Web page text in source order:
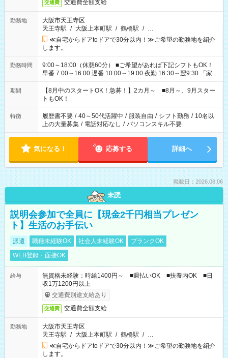
交通費 交通費全額支給
勤務地
大阪市天王寺区
天王寺駅 / 大阪上本町駅 / 鶴橋駅 / …
≪自宅からドアtoドアで30分以内！≫ご希望の勤務地を紹介
します。
勤務時間
9:00～18:00（休憩60分） ■ご希望があれば下記シフトもOK！
早番 7:00～16:00 遅番 10:00～19:00 夜勤 16:30～翌9:30 「家族
と休みを合わせたい」 「余裕を持って夕飯の準備がしたい」
「できれば残業はしたくない」 など、ご希望を教えてください
ね。 ※Wワーク希望の方へ 今ご覧のお仕事で希望する勤務時間
と、もう1つのお仕事の勤務時間。 合計で週40時間を超える場
合は応募できません。
期間
【8月中のスタートOK！急募！】2カ月～ ■8月～、9月スター
トもOK！
特徴 履歴書不要 / 40～50代活躍中 / 服装自由 / シフト勤務 / 10名以
上の大量募集 / 電話対応なし / パソコンスキル不要
気になる！ 応募する 詳細へ
掲載日：2026.08.06
未読
説明会参加で全員に【現金2千円相当プレゼン
ト】生活のお手伝い
派遣 職種未経験OK 社会人未経験OK
ブランクOK
WEB登録・面接OK
給与
無資格未経験：時給1400円～ ■週払いOK ■扶養内OK ■日
収1万1200円以上
交通費別途支給あり
交通費 交通費全額支給
勤務地
大阪市天王寺区
天王寺駅 / 大阪上本町駅 / 鶴橋駅 / …
≪自宅からドアtoドアで30分以内！≫ご希望の勤務地を紹介
します。